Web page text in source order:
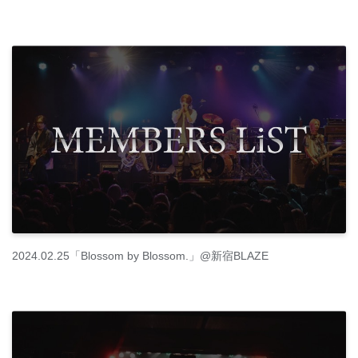
2024.02.25「Blossom by Blossom.」@新宿BLAZE